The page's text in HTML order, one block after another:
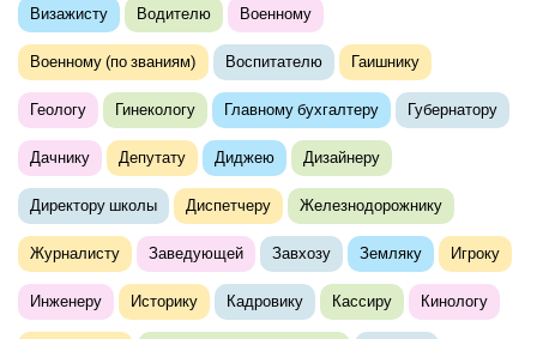
Визажисту Водителю Военному
Военному (по званиям) Воспитателю Гаишнику
Геологу Гинекологу Главному бухгалтеру Губернатору
Дачнику Депутату Диджею Дизайнеру
Директору школы Диспетчеру Железнодорожнику
Журналисту Заведующей Завхозу Земляку Игроку
Инженеру Историку Кадровику Кассиру Кинологу